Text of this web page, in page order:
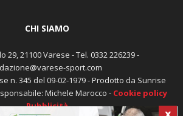
CHI SIAMO
29, 21100 Varese - Tel. 0332 226239 -
sport.com
n. 345 del 09-02-1979 - Prodotto da Sunrise
Michele Marocco - Cookie policy
Pubblicità